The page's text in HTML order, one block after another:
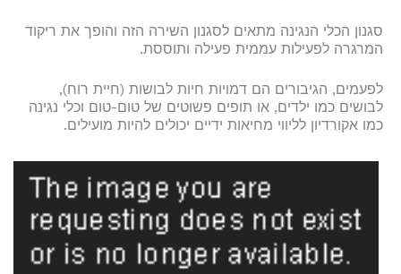
סגנון הכלי הנגינה מתאים לסגנון השירה הזה והופך את ריקוד
המרגרה לפעילות עממית פעילה ותוססת.
לפעמים, הגיבורים הם דמויות חיות לבושות (חיית רוח),
לבושים כמו ילדים, או תופים פשוטים של טום-טום וכלי נגינה
כמו אקורדיון לליווי מחיאות ידיים יכולים להיות מועילים.